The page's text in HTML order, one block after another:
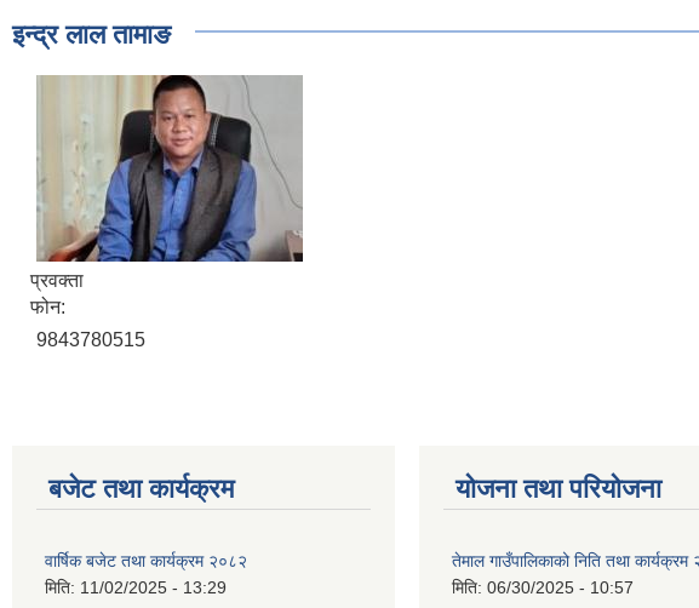
इन्द्र लाल तामाङ
प्रवक्ता
फोन:
9843780515
बजेट तथा कार्यक्रम
वार्षिक बजेट तथा कार्यक्रम २०८२
मिति: 11/02/2025 - 13:29
योजना तथा परियोजना
तेमाल गाउँपालिकाको निति तथा कार्यक्रम
मिति: 06/30/2025 - 10:57